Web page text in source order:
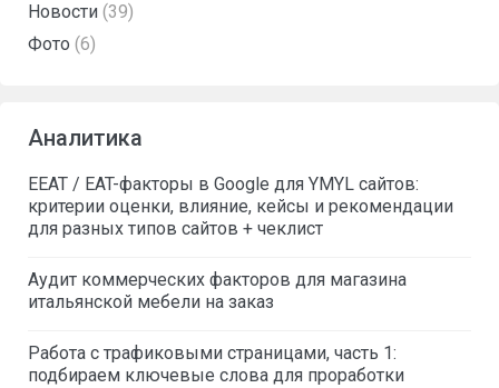
Новости (39)
Фото (6)
Аналитика
EEAT / EAT-факторы в Google для YMYL сайтов:
критерии оценки, влияние, кейсы и рекомендации
для разных типов сайтов + чеклист
Аудит коммерческих факторов для магазина
итальянской мебели на заказ
Работа с трафиковыми страницами, часть 1:
подбираем ключевые слова для проработки